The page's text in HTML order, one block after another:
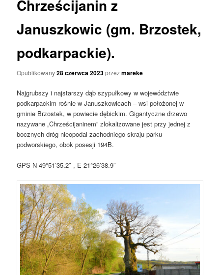
Chrześcijanin z
Januszkowic (gm. Brzostek,
podkarpackie).
Opublikowany28 czerwca 2023przezmareke
Najgrubszy i najstarszy dąb szypułkowy w województwie
podkarpackim rośnie w Januszkowicach – wsi położonej w
gminie Brzostek, w powiecie dębickim. Gigantyczne drzewo
nazywane „Chrześcijaninem” zlokalizowane jest przy jednej z
bocznych dróg nieopodal zachodniego skraju parku
podworskiego, obok posesji 194B.
GPS N 49°51’35.2″ , E 21°26’38.9″